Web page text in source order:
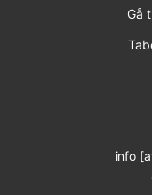
Gå
info